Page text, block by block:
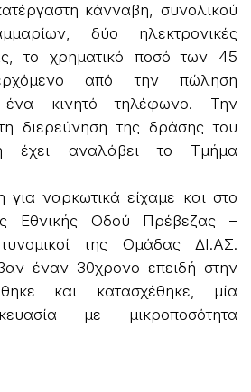
κάνναβη, συνολικού
δύο ηλεκτρονικές
το χρηματικό ποσό των 45
από την πώληση
ένα κινητό τηλέφωνο. Την
διερεύνηση της δράσης του
έχει αναλάβει το Τμήμα
ναρκωτικά είχαμε και στο
Εθνικής Οδού Πρέβεζας –
της Ομάδας ΔΙ.ΑΣ.
έναν 30χρονο επειδή στην
και κατασχέθηκε, μία
με μικροποσότητα